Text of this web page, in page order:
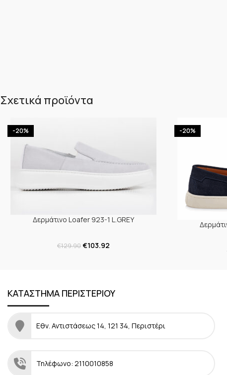
Σχετικά προϊόντα
-20%
Δερμάτινο Loafer 923-1 L.GREY
€129.90€103.92
-20%
ΚΑΤΑΣΤΗΜΑ ΠΕΡΙΣΤΕΡΙΟΥ
Εθν. Αντιστάσεως 14, 121 34, Περιστέρι
Τηλέφωνο: 2110010858